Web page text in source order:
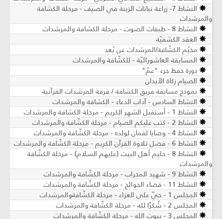
النشاط 7- زراعة نباتات الزينة في الصيف ​- مرحلة الكشافة
والمرشدات
النشاط 8 - طبقات الصوت - مرحلة الكشافة والمرشدات
العقد الكشفيّة
مخيّم الكشّافة/المرشدات عن بُعد
المسابقة العاشورائيّة - للكشّافة والمرشدات
دورة حفظ جزء "عمّ"
الصيام زكاة الأبدان
نموذج مسابقة فريق الكشافة / فرقة المرشدات القرآنية
النشاط السادس - آداب الدعاء - الكشافة والمرشدات
النشاط 1 - أستقبل الشهر الكريم - مرحلة الكشافة والمرشدات
النشاط 2 - كتب عليكم الصيام - مرحلة الكشّافة والمرشدات
النشاط 4 - وصايا لقمان لولده - مرحلة الكشّافة والمرشدات
النشاط 6 - فضل تلاوة القرآن الكريم - مرحلة الكشّافة والمرشدات
النشاط 8 - حليم أهل البيت (عليهم السلام) - مرحلة الكشّافة
والمرشدات
النشاط 9 - شهيد المحراب - مرحلة الكشّافة والمرشدات
النشاط 11 - قضاء الحوائج - مرحلة الكشّافة والمرشدات
المجلس 1 - حيّ على العزاء - مرحلة الكشّافةوالمرشدات
المجلس 2 - شُكرًا لله - مرحلة الكشّافة والمرشدات
المجلس 3 - بيوت الله - مرحلة الكشّافة والمرشدات